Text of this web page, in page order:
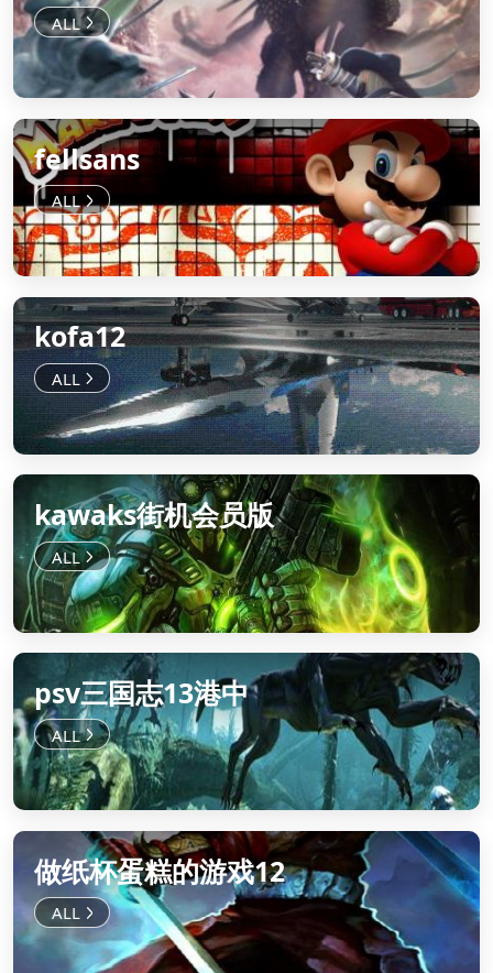
fellsans
kofa12
kawaks街机会员版
psv三国志13港中
做纸杯蛋糕的游戏12